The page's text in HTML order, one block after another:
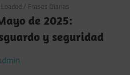
/ Frases Diarias
de 2025:
y seguridad